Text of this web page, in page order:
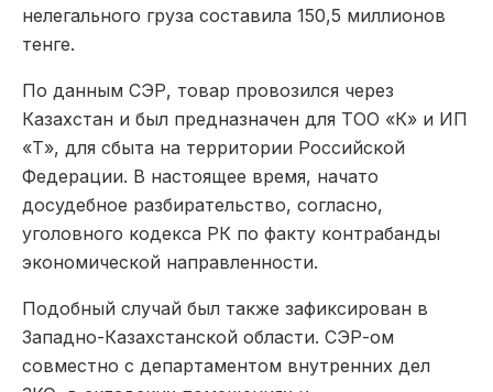
нелегального груза составила 150,5 миллионов
тенге.
По данным СЭР, товар провозился через
Казахстан и был предназначен для ТОО «К» и ИП
«Т», для сбыта на территории Российской
Федерации. В настоящее время, начато
досудебное разбирательство, согласно,
уголовного кодекса РК по факту контрабанды
экономической направленности.
Подобный случай был также зафиксирован в
Западно-Казахстанской области. СЭР-ом
совместно с департаментом внутренних дел